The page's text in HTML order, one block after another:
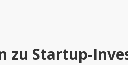
zu Startup-